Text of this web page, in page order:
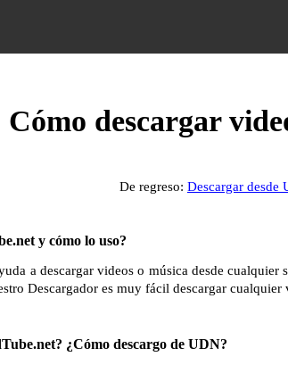
Cómo descargar
De regreso: Descargar desde
y cómo lo uso?
a descargar videos o música desde
Descargador es muy fácil descargar cualquier
¿Cómo descargo de UDN?